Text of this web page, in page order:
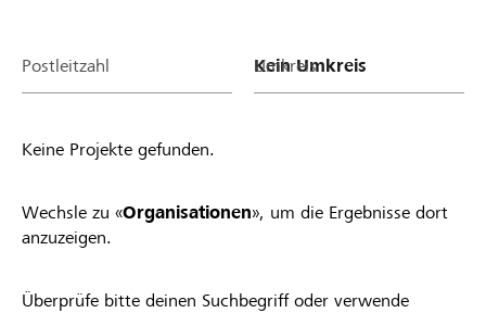
Postleitzahl Umkreis
Keine Projekte gefunden.
Wechsle zu «Organisationen», um die Ergebnisse dort
anzuzeigen.
Überprüfe bitte deinen Suchbegriff oder verwende